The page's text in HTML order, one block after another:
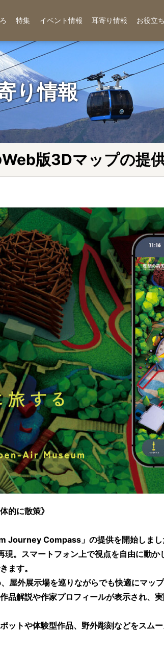
特集 イベント情報 耳寄り情報 お役立
り情報
版3Dマップの提
的に散策》
Journey Compass」の提供を開始しまし
。スマートフォン上で視点を自由に動か
ます。
外展示場を巡りながらでも快適にマップ
品解説や作家プロフィールが表示され、
トや体験型作品、野外彫刻などをスムー